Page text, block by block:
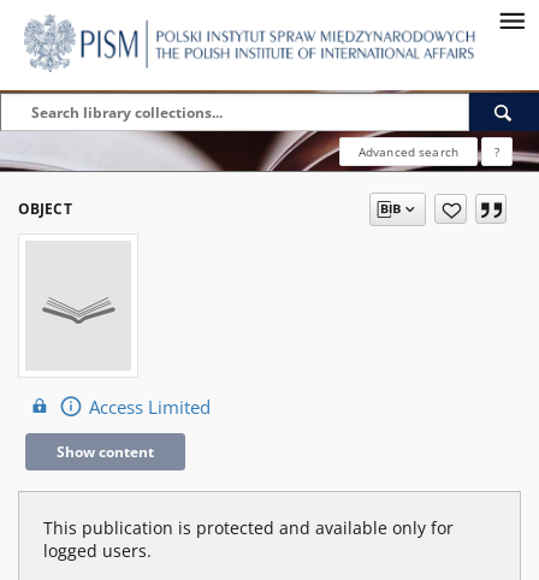
Advanced search ?
OBJECT
Access Limited
Show content
This publication is protected and available only for
logged users.